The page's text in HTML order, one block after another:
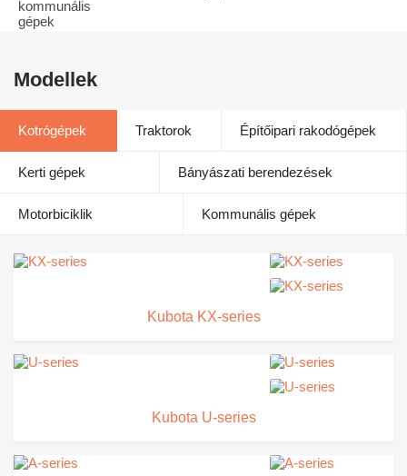
Modellek
Kotrógépek Traktorok Építőipari rakodógépek
Kerti gépek Bányászati berendezések
Motorbiciklik Kommunális gépek
Kubota KX-series
Kubota U-series